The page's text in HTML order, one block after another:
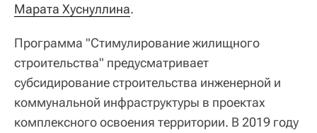
Марата Хуснуллина.
Программа "Стимулирование жилищного
строительства" предусматривает
субсидирование строительства инженерной и
коммунальной инфраструктуры в проектах
комплексного освоения территории. В 2019 году